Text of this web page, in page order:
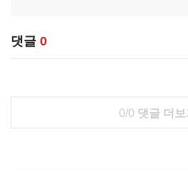
댓글 0
0/0 댓글 더보